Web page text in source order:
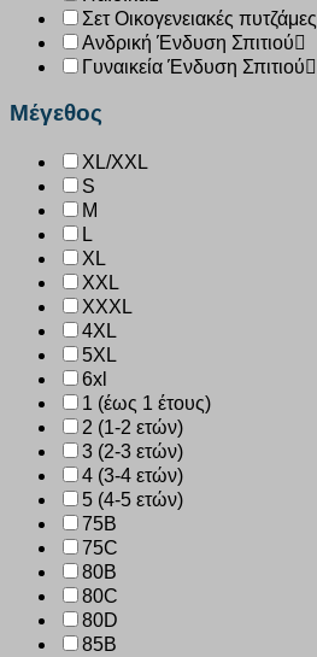
Σετ Οικογενειακές πυτζάμες
Ανδρική Ένδυση Σπιτιού
Γυναικεία Ένδυση Σπιτιού
Μέγεθος
XL/XXL
S
M
L
XL
XXL
XXXL
4XL
5XL
6xl
1 (έως 1 έτους)
2 (1-2 ετών)
3 (2-3 ετών)
4 (3-4 ετών)
5 (4-5 ετών)
75B
75C
80B
80C
80D
85B